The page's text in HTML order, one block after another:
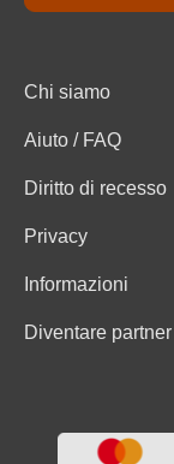
Chi siamo
Aiuto / FAQ
Diritto di recesso
Privacy
Informazioni
Diventare partner